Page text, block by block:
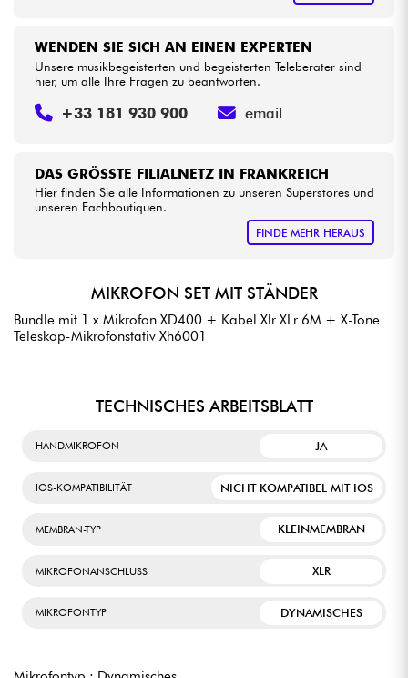
Sehen Sie sich unsere Marken an
• Star'SMusicTOULOUSE
DAS GRÖSSTE FILIALNETZ IN FRANKREICH
Hier finden Sie alle Informationen zu unseren Superstores und
unseren Fachboutiquen.
FINDE MEHR HERAUS
WENDEN SIE SICH AN EINEN EXPERTEN
Unsere musikbegeisterten und begeisterten Teleberater sind
hier, um alle Ihre Fragen zu beantworten.
+33 181 930 900 email
MIKROFON SET MIT STÄNDER
Bundle mit 1 x Mikrofon XD400 + Kabel Xlr XLr 6M + X-Tone
Teleskop-Mikrofonstativ Xh6001
TECHNISCHES ARBEITSBLATT
HANDMIKROFON JA
IOS-KOMPATIBILITÄT NICHT KOMPATIBEL MIT IOS
MEMBRAN-TYP KLEINMEMBRAN
MIKROFONANSCHLUSS XLR
MIKROFONTYP DYNAMISCHES